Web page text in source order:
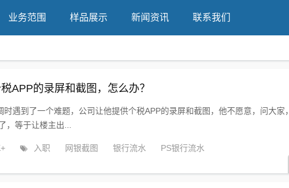
业务范围 样品展示 新闻资讯 联系我们
APP的录屏和截图，怎么办？
时遇到了一个难题，公司让他提供个税APP的录屏和截图，他不愿意，问大家
，等于让楼主出...
入职 网银截图 银行流水
PS银行流水